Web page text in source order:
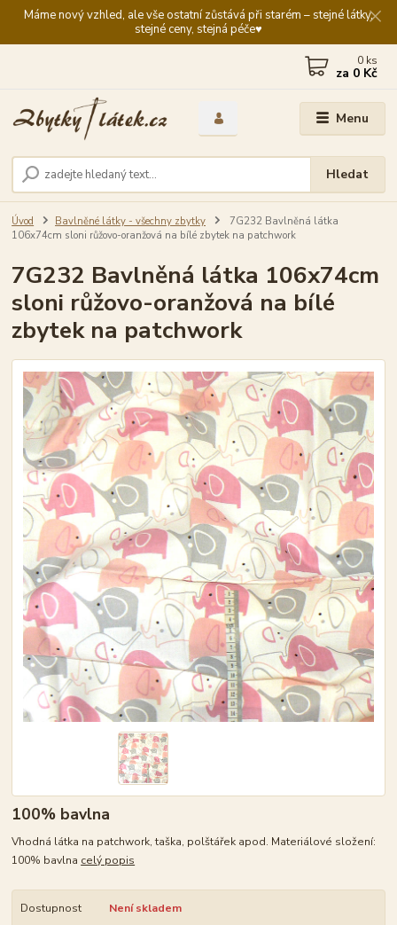
Máme nový vzhled, ale vše ostatní zůstává při starém – stejné látky,
stejné ceny, stejná péče♥️
Menu
Hledat
0 ks
za 0 Kč
Úvod Bavlněné látky - všechny zbytky
7G232 Bavlněná látka
106x74cm sloni růžovo-oranžová na bílé zbytek na patchwork
7G232 Bavlněná látka 106x74cm
sloni růžovo-oranžová na bílé
zbytek na patchwork
100% bavlna
Vhodná látka na patchwork, taška, polštářek apod. Materiálové složení:
100% bavlna celý popis
Dostupnost Není skladem